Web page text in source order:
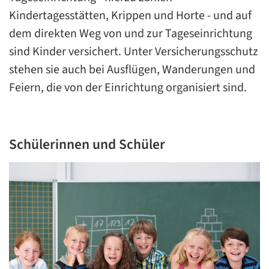
Kindertagesstätten, Krippen und Horte - und auf
dem direkten Weg von und zur Tageseinrichtung
sind Kinder versichert. Unter Versicherungsschutz
stehen sie auch bei Ausflügen, Wanderungen und
Feiern, die von der Einrichtung organisiert sind.
Schülerinnen und Schüler